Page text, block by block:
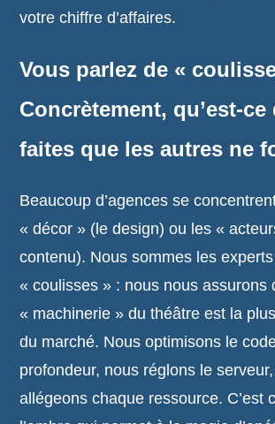
votre chiffre d’affaires.
Vous parlez de «
Concrètement, qu’est-
faites que les autres ne
Beaucoup d’agences se
« décor » (le design) ou les «
contenu). Nous sommes les
« coulisses » : nous nous assurons
« machinerie » du théâtre est la
du marché. Nous optimisons le
profondeur, nous réglons le
allégeons chaque ressource. C’est